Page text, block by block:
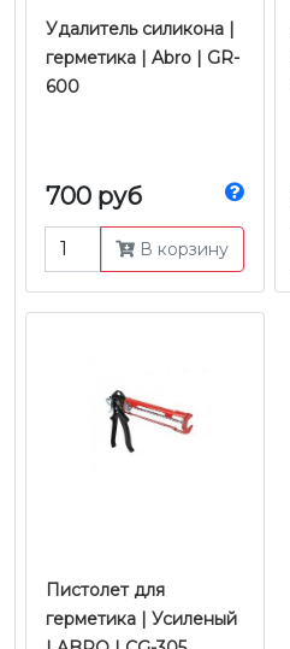
Удалитель силикона |
герметика | Abro | GR-
600
700 руб
В корзину
Пистолет для
герметика | Усиленый